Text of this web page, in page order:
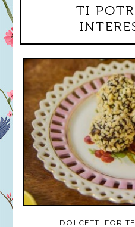
TI
DOLCETTI FOR